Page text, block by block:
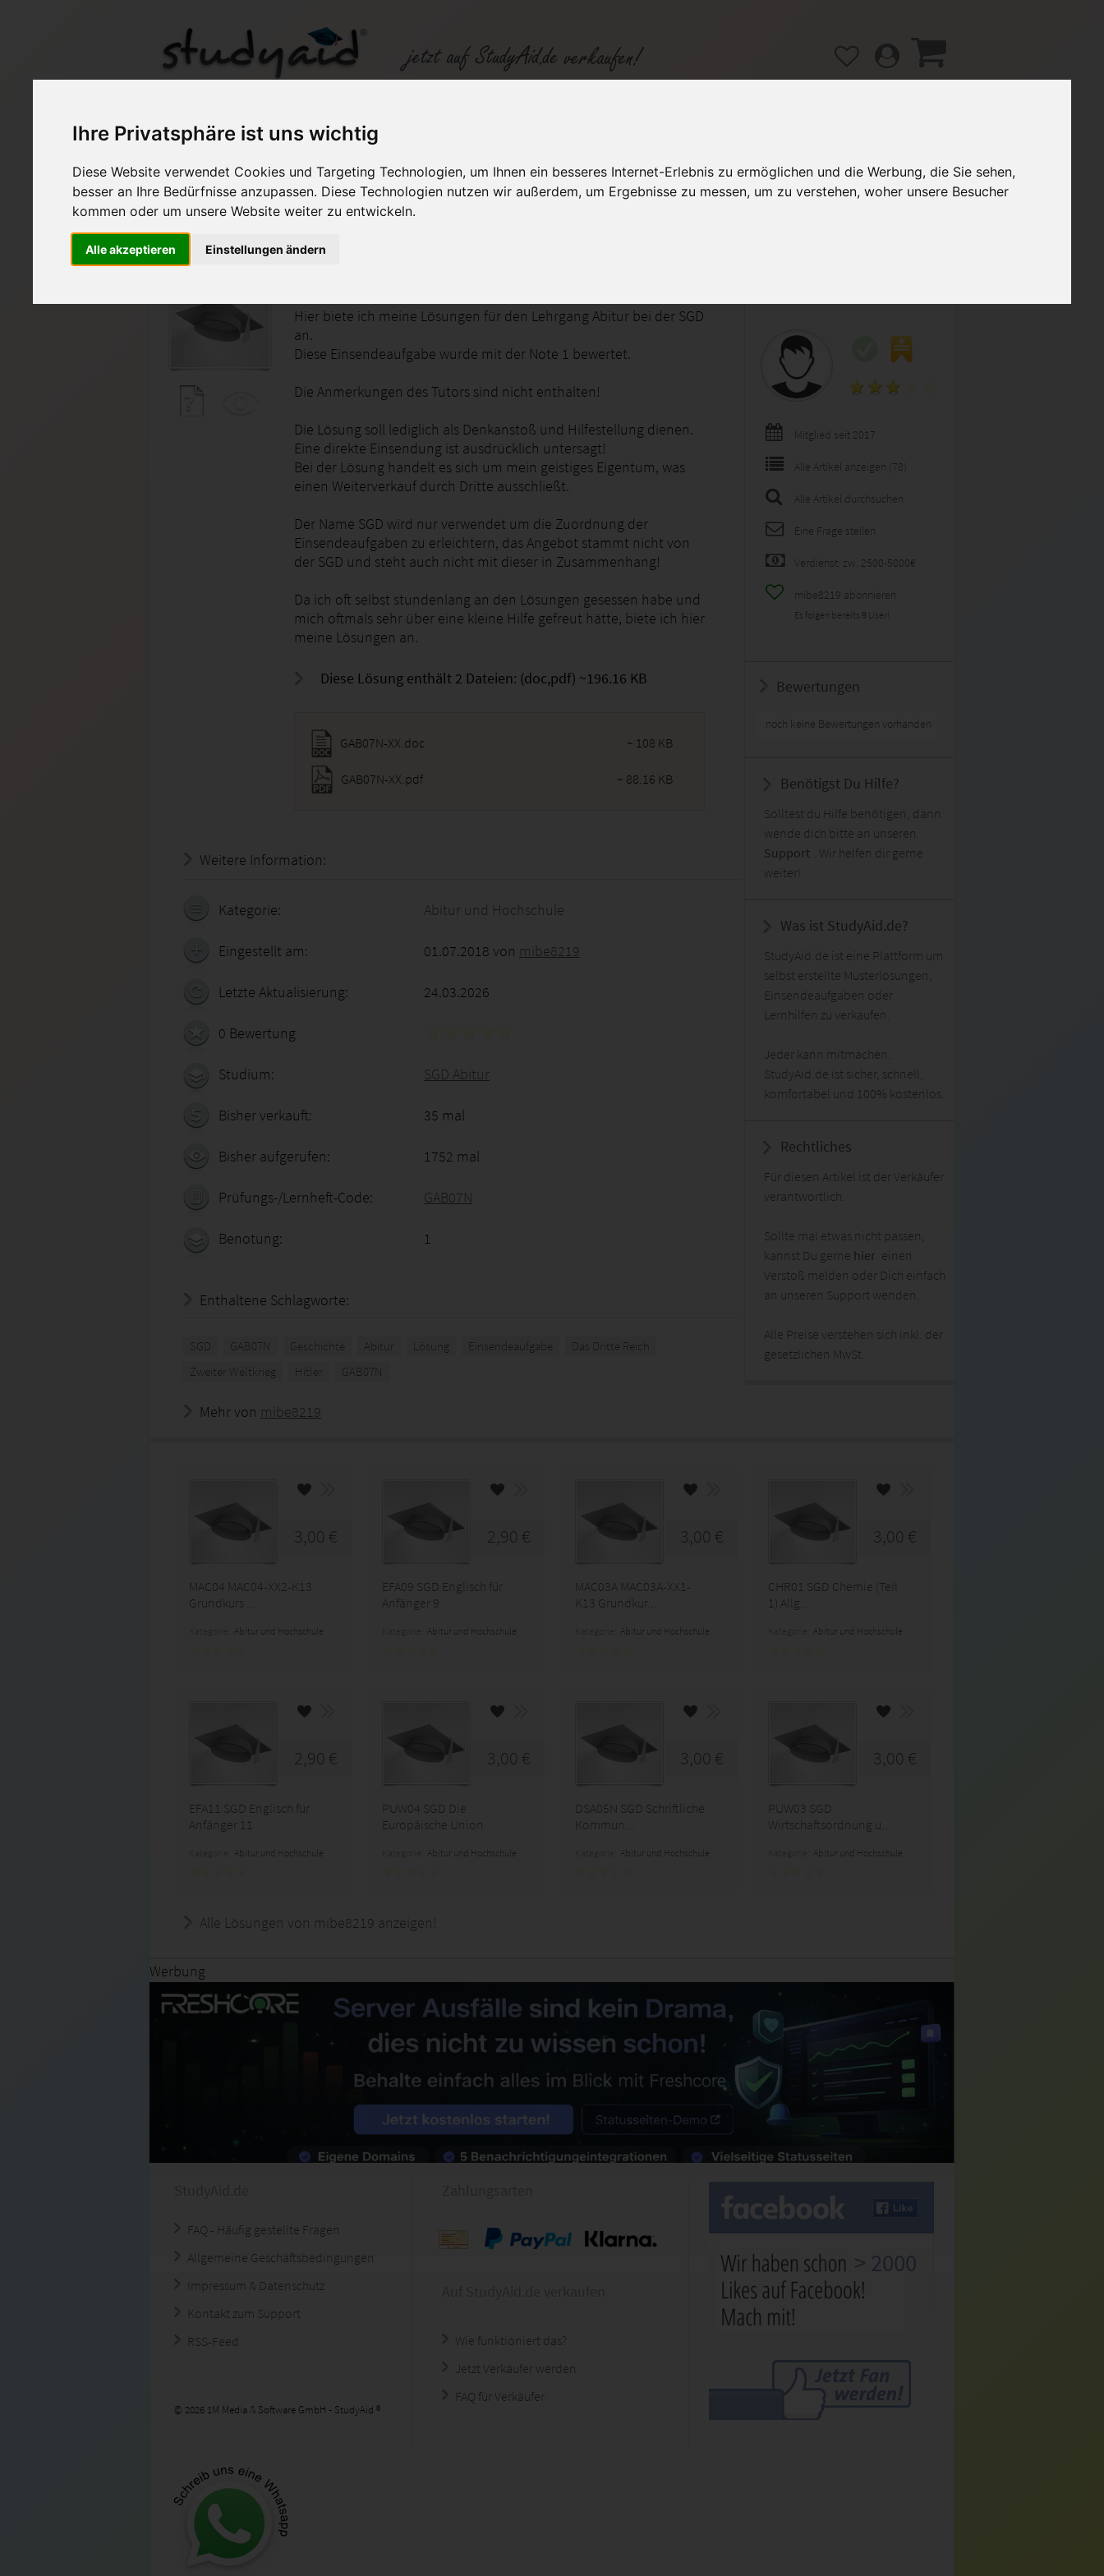
Ihre Privatsphäre ist uns wichtig
Diese Website verwendet Cookies und Targeting Technologien, um Ihnen ein besseres Internet-Erlebnis zu ermöglichen und die Werbung, die Sie sehen,
besser an Ihre Bedürfnisse anzupassen. Diese Technologien nutzen wir außerdem, um Ergebnisse zu messen, um zu verstehen, woher unsere Besucher
kommen oder um unsere Website weiter zu entwickeln.
Alle akzeptieren Einstellungen ändern
GAB07N SGD Das Dritte Reich (1933-1945)
Auf StudyAid.de verkaufen Kategorien Studiengänge / Lehrgänge Hilfe / FAQ
Hier biete ich meine Lösungen für den Lehrgang Abitur bei der SGD
an.
Diese Einsendeaufgabe wurde mit der Note 1 bewertet.
Die Anmerkungen des Tutors sind nicht enthalten!
Die Lösung soll lediglich als Denkanstoß und Hilfestellung dienen.
Eine direkte Einsendung ist ausdrücklich untersagt!
Bei der Lösung handelt es sich um mein geistiges Eigentum, was
einen Weiterverkauf durch Dritte ausschließt.
Der Name SGD wird nur verwendet um die Zuordnung der
Einsendeaufgaben zu erleichtern, das Angebot stammt nicht von
der SGD und steht auch nicht mit dieser in Zusammenhang!
Da ich oft selbst stundenlang an den Lösungen gesessen habe und
mich oftmals sehr über eine kleine Hilfe gefreut hätte, biete ich hier
meine Lösungen an.
Diese Lösung enthält 2 Dateien: (doc,pdf) ~196.16 KB
GAB07N-XX.doc ~ 108 KB
GAB07N-XX.pdf ~ 88.16 KB
Weitere Information:
Kategorie: Abitur und Hochschule
Eingestellt am: 01.07.2018 von mibe8219
Letzte Aktualisierung: 24.03.2026
0 Bewertung
Studium: SGD Abitur
Bisher verkauft: 35 mal
Bisher aufgerufen: 1752 mal
Prüfungs-/Lernheft-Code: GAB07N
Benotung: 1
Enthaltene Schlagworte:
SGD GAB07N Geschichte Abitur Lösung Einsendeaufgabe
Das Dritte Reich
Zweiter Weltkrieg
Hitler GAB07N
Mitglied seit 2017
Alle Artikel anzeigen (78)
Alle Artikel durchsuchen
Eine Frage stellen
Verdienst: zw. 2500-5000€
mibe8219 abonnieren
Es folgen bereits 9 User!
Bewertungen
noch keine Bewertungen vorhanden
Benötigst Du Hilfe?
Solltest du Hilfe benötigen, dann
wende dich bitte an unseren
Support . Wir helfen dir gerne
weiter!
Was ist StudyAid.de?
StudyAid.de ist eine Plattform um
selbst erstellte Musterlösungen,
Einsendeaufgaben oder
Lernhilfen zu verkaufen.
Jeder kann mitmachen.
StudyAid.de ist sicher, schnell,
komfortabel und 100% kostenlos.
Rechtliches
Für diesen Artikel ist der Verkäufer
verantwortlich.
Sollte mal etwas nicht passen,
kannst Du gerne hier einen
Verstoß melden oder Dich einfach
an unseren Support wenden.
Alle Preise verstehen sich inkl. der
gesetzlichen MwSt.
Mehr von mibe8219
3,00 €
MAC04 MAC04-XX2-K13
Grundkurs ...
Abitur und Hochschule
2,90 €
EFA09 SGD Englisch für
Anfänger 9
Abitur und Hochschule
3,00 €
MAC03A MAC03A-XX1-
K13 Grundkur...
Abitur und Hochschule
3,00 €
CHR01 SGD Chemie (Teil
1) Allg...
Abitur und Hochschule
2,90 €
EFA11 SGD Englisch für
Anfänger 11
Abitur und Hochschule
3,00 €
PUW04 SGD Die
Europäische Union
Abitur und Hochschule
3,00 €
DSA05N SGD Schriftliche
Kommun...
Abitur und Hochschule
3,00 €
PUW03 SGD
Wirtschaftsordnung u...
Abitur und Hochschule
Alle Lösungen von mibe8219 anzeigen!
Werbung
FAQ - Häufig gestellte Fragen
Allgemeine Geschäftsbedingungen
Impressum & Datenschutz
Kontakt zum Support
RSS-Feed
© 2026 1M Media & Software GmbH - StudyAid ®
Wie funktioniert das?
Jetzt Verkäufer werden
FAQ für Verkäufer
> 2000